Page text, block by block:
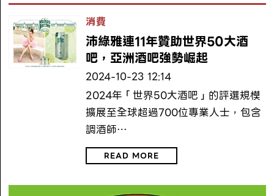
消費
沛綠雅連11年贊助世界50大酒
吧，亞洲酒吧強勢崛起
2024-10-23 12:14
2024年「世界50大酒吧」的評選規模
擴展至全球超過700位專業人士，包含
調酒師…
READ MORE